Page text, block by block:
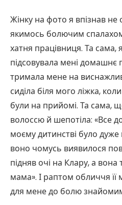
Жінку на фото я впізнав
якимось болючим
хатня працівниця. Та сама,
підсовувала мені домашнє
тримала мене на
сиділа біля мого ліжка,
були на прийомі. Та сама,
волоссю й шепотіла: «Все
моєму дитинстві було
воно чомусь виявилося
підняв очі на Клару, а
мама». І раптом обличчя її
для мене до болю